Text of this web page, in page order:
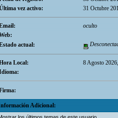
vez activo:
31 Octubre
oculto
actual:
Local:
8 Agosto
Adicional: